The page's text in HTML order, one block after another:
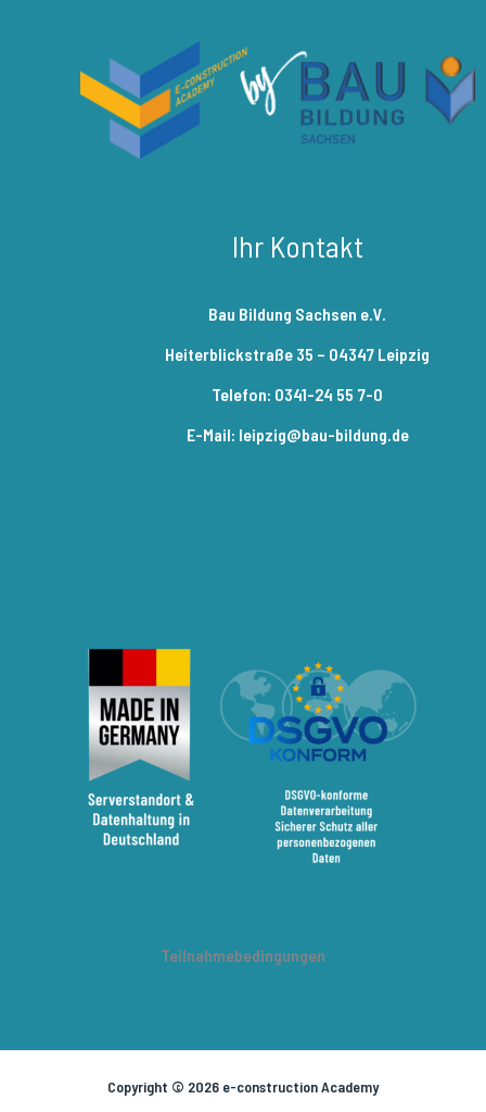
Ihr Kontakt
Bau Bildung Sachsen e.V.
Heiterblickstraße 35 – 04347 Leipzig
Telefon: 0341-24 55 7-0
E-Mail: leipzig@bau-bildung.de
Teilnahmebedingungen
Copyright © 2026 e-construction Academy